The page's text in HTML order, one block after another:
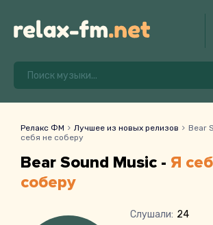
Релакс ФМ Лучшее из новых релизов
Bear
себя не соберу
Bear Sound Music - Я
соберу
Слушали: 24